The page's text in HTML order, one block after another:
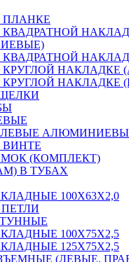
ПЛАНКЕ
КВАДРАТНОЙ
КВАДРАТНОЙ
КРУГЛОЙ
КРУГЛОЙ НАКЛАДКЕ
ВИНТЕ
(КОМПЛЕКТ)
В ТУБАХ
100Х63Х2,0
100Х75Х2,5
125Х75Х2,5
(ЛЕВЫЕ,